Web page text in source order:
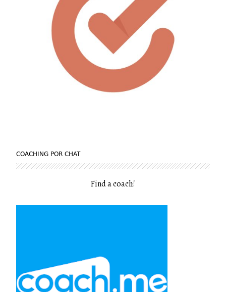
COACHING POR CHAT
Find a coach!